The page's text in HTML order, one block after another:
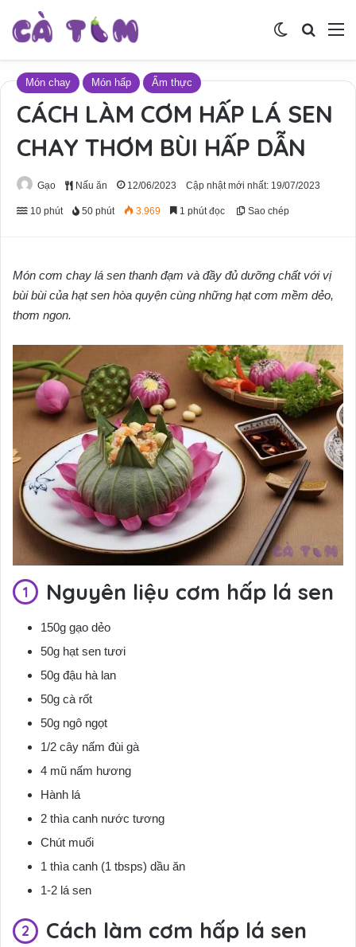
Tìm
Switch skin
Món chay Món hấp Ẩm thực
CÁCH LÀM CƠM HẤP LÁ SEN
CHAY THƠM BÙI HẤP DẪN
Gạo Nấu ăn 12/06/2023 Cập nhật mới nhất: 19/07/2023
10 phút 50 phút 3.969 1 phút đọc Sao chép
Món cơm chay lá sen thanh đạm và đầy đủ dưỡng chất với vị
bùi bùi của hạt sen hòa quyện cùng những hạt cơm mềm dẻo,
thơm ngon.
Nguyên liệu cơm hấp lá sen
150g gạo dẻo
50g hạt sen tươi
50g đậu hà lan
50g cà rốt
50g ngô ngọt
1/2 cây nấm đùi gà
4 mũ nấm hương
Hành lá
2 thìa canh nước tương
Chút muối
1 thìa canh (1 tbsps) dầu ăn
1-2 lá sen
Cách làm cơm hấp lá sen